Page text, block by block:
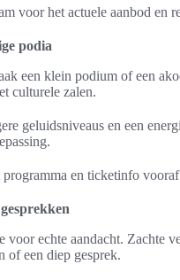
voor het actuele aanbod en
podia
een klein podium of een
culturele zalen.
geluidsniveaus en een
en ticketinfo
voor echte aandacht. Zachte
of een diep gesprek.